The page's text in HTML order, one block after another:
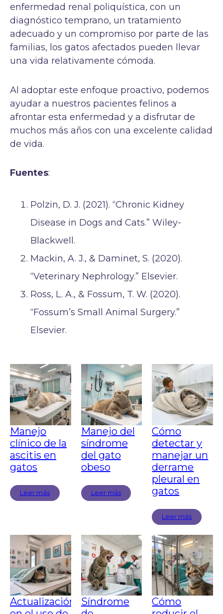
enfermedad renal poliquística, con un
diagnóstico temprano, un tratamiento
adecuado y un compromiso por parte de las
familias, los gatos afectados pueden llevar
una vida relativamente cómoda.
Al adoptar este enfoque proactivo, podemos
ayudar a nuestros pacientes felinos a
afrontar esta enfermedad y a disfrutar de
muchos más años con una excelente calidad
de vida.
Fuentes:
Polzin, D. J. (2021). “Chronic Kidney
Disease in Dogs and Cats.” Wiley-
Blackwell.
Mackin, A. J., & Daminet, S. (2020).
“Veterinary Nephrology.” Elsevier.
Ross, L. A., & Fossum, T. W. (2020).
“Fossum’s Small Animal Surgery.”
Elsevier.
Manejo
clínico de la
ascitis en
gatos
Leer más
Manejo del
síndrome
del gato
obeso
Leer más
Cómo
detectar y
manejar un
derrame
pleural en
gatos
Leer más
Actualización
Síndrome
Cómo